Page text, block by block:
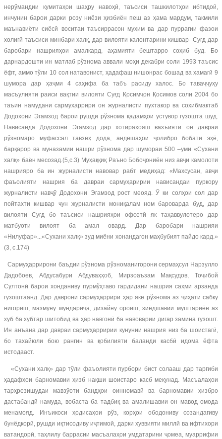
нерўмандии кумитаҳои шаҳру навоҳӣ, таъсиси ташкилотҳои ибтидоӣ,
инчунин барои дарки розу ниёзи ҳизбиён пеш аз ҳама мардум, такмили
маънавиёти сиёсӣ воситаи таъсиррасон муҳим ва дар пуррагии фазои
холигӣ таъсиси минбари халқ, дар вилояти калонтарини кишвар- Суғд дар
баробари нашрияҳои амалкард, аҳамияти бештарро соҳиб буд. Бо
дарнардошти ин матлаб рўзнома аввали моҳи декабри соли 1993 таъсис
ёфт, аммо тўли 10 сол натавонист, ҳадафаш нишонрас бошад ва ҳамагӣ 9
шумора дар ҳаҷми 4 саҳифа ба табъ расиду халос. Бо таваҷҷуҳу
масъулияти раиси вақтии вилояти Суғд Қосимҷон Қосимов соли 2004 бо
таъин намудани сармуҳаррири он журналисти пухтакор ва соҳибмактаб
Додохони Эгамзод барои рушди рўзнома қадамҳои устувор гузошта шуд.
Нависанда Додохони Эгамзод дар хотираҳояш вазъияти он давраи
рўзномаро муфассал тавзеҳ дода, андешаҳои ҷолибро бобати эҳё,
барқарор ва муназамии нашри рўзнома дар шумораи 500 –уми «Сухани
халқ» баён месозад.(5,с.3) Муҳаққиқ Раъно Бобоҷониён низ авҷи камолоти
нашрияро ба ин журналисти навовар рабт медиҳад: «Махсусан, авҷи
фаъолияти нашрия ба давраи сармуҳаририи нависандаи пуркору
журналисти навҷў Додохони Эгамзод рост меояд. Ў ки солҳои сол дар
пойтахти кишвар чун журналисти мониқалам ном бароварда буд, дар
вилояти Суғд бо таъсиси нашрияҳои офсетӣ як таҳаввулотеро дар
матбуоти вилоят ба амал овард. Дар баробари нашрияи
«Нилуфар»...«Сухани халқ» зуд миёни хонандагон маҳбубият пайдо кард.»
(3, с.174)
Сармуҳаррирони баъдии рўзнома рўзноманигорони сермаҳсул Нарзулло
Дадобоев, Абдусабури Абдуваҳҳоб, Мирзоаъзам Мақсудов, Тоҷибой
Султонӣ барои хонданиву пурмўҳтаво гардидани нашрия саҳми арзанда
гузоштаанд. Дар даврони сармуҳаррири ҳар яке рўзнома аз ҷиҳати сабку
нигориш, мазмуну мундариҷа, дизайну ороиш, зиёдшавии муштариён аз
хуб ба хубтар шитобид ва ҳар навгонӣ ба навоварии дигар замина гузошт.
Ин анъана дар давраи сармуҳарририи кунунии нашрия низ ба шоистагӣ,
бо тахайюли бою рангин ва қобилияти баланди касбӣ идома ёфта
истодааст.
«Сухани халқ» дар тўли фаъолияти пурбори бист солааш дар тарғиби
ҳадафҳои барномавии ҳизб нақши шоистаро касб мекунад. Масъалаҳои
тарҳрезишудаи мавзўоти бандҳои оинномавӣ ва барномавии ҳизбро
дастабандӣ намуда, вобаста ба тадбиқ ва амалишавии он мавод омода
менамояд. Инъикоси ҳодисаҳои рўз, корҳои ободониву созандагиву
бунёдкорӣ, рушди иқтисодиву иҷтимоӣ, дарки ҳуввияти миллӣ ва ифтихори
ватандорӣ, таҳлилу баррасии масъалаҳои умдатарини ҷомеа, муаррифии